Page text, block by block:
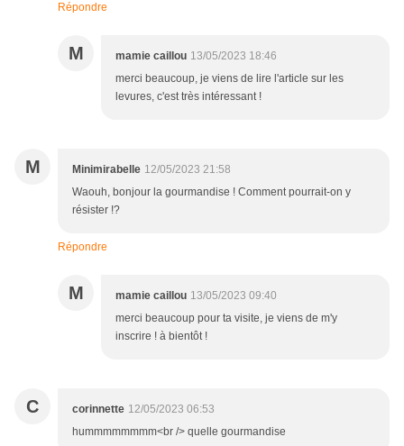
Répondre
M mamie caillou 13/05/2023 18:46
merci beaucoup, je viens de lire l'article sur les
levures, c'est très intéressant !
M Minimirabelle 12/05/2023 21:58
Waouh, bonjour la gourmandise ! Comment pourrait-on y
résister !?
Répondre
M mamie caillou 13/05/2023 09:40
merci beaucoup pour ta visite, je viens de m'y
inscrire ! à bientôt !
C corinnette 12/05/2023 06:53
hummmmmmmm<br /> quelle gourmandise